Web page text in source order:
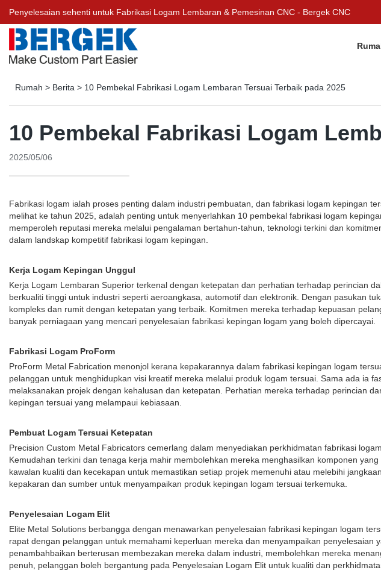
Penyelesaian sehenti untuk Fabrikasi Logam Lembaran & Pemesinan CNC - Bergek CNC
Rumah > Berita > 10 Pembekal Fabrikasi Logam Lembaran Tersuai Terbaik pada 2025
10 Pembekal Fabrikasi Logam
2025/05/06
Fabrikasi logam ialah proses penting dalam industri pembuatan, dan fabrikasi logam kepingan
melihat ke tahun 2025, adalah penting untuk menyerlahkan 10 pembekal fabrikasi logam
memperoleh reputasi mereka melalui pengalaman bertahun-tahun, teknologi terkini dan
dalam landskap kompetitif fabrikasi logam kepingan.
Kerja Logam Kepingan Unggul
Kerja Logam Lembaran Superior terkenal dengan ketepatan dan perhatian terhadap perincian
berkualiti tinggi untuk industri seperti aeroangkasa, automotif dan elektronik. Dengan pasukan
kompleks dan rumit dengan ketepatan yang terbaik. Komitmen mereka terhadap kepuasan
banyak perniagaan yang mencari penyelesaian fabrikasi kepingan logam yang boleh dipercayai.
Fabrikasi Logam ProForm
ProForm Metal Fabrication menonjol kerana kepakarannya dalam fabrikasi kepingan logam
pelanggan untuk menghidupkan visi kreatif mereka melalui produk logam tersuai. Sama ada ia
melaksanakan projek dengan kehalusan dan ketepatan. Perhatian mereka terhadap perincian
kepingan tersuai yang melampaui kebiasaan.
Pembuat Logam Tersuai Ketepatan
Precision Custom Metal Fabricators cemerlang dalam menyediakan perkhidmatan fabrikasi
Kemudahan terkini dan tenaga kerja mahir membolehkan mereka menghasilkan komponen
kawalan kualiti dan kecekapan untuk memastikan setiap projek memenuhi atau melebihi
kepakaran dan sumber untuk menyampaikan produk kepingan logam tersuai terkemuka.
Penyelesaian Logam Elit
Elite Metal Solutions berbangga dengan menawarkan penyelesaian fabrikasi kepingan logam
rapat dengan pelanggan untuk memahami keperluan mereka dan menyampaikan
penambahbaikan berterusan membezakan mereka dalam industri, membolehkan mereka
penuh, pelanggan boleh bergantung pada Penyelesaian Logam Elit untuk kualiti dan